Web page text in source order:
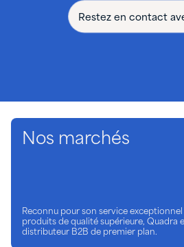
Restez en contact
Nos marchés
Reconnu pour son service exceptionnel
produits de qualité supérieure, Quadra
distributeur B2B de premier plan.